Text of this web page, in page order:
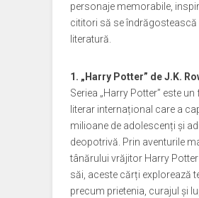
personaje memorabile,
cititori să se îndrăgostească
literatură.
1. „Harry Potter” de J.K.
Seriea „Harry Potter” este
literar internațional care a
milioane de adolescenți și
deopotrivă. Prin aventurile
tânărului vrăjitor Harry Potter
săi, aceste cărți explorează
precum prietenia, curajul și